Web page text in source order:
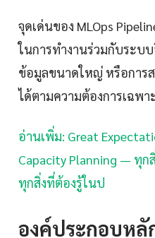
จุดเด่นของ MLOps
ในการทำงานร่วมกับระบ
ข้อมูลขนาดใหญ่ หรือการ
ได้ตามความต้องการเฉพ
อ่านเพิ่ม: Great
Capacity Planning — ทุก
ทุกสิ่งที่ต้องรู้ในป
องค์ประกอบหลั